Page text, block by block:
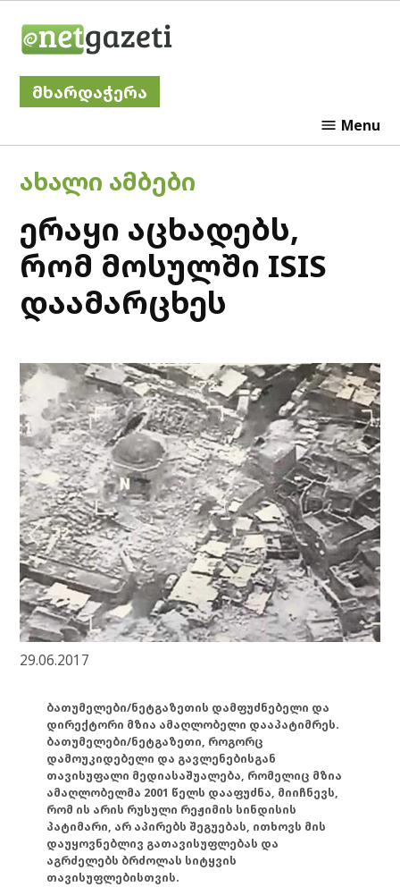
მხარდაჭერა
Menu
POSTED
IN
ᲐᲮᲐᲚᲘ ᲐᲛᲑᲔᲑᲘ
ერაყი აცხადებს,
რომ მოსულში ISIS
დაამარცხეს
29.06.2017
ბათუმელები/ნეტგაზეთის დამფუძნებელი და
დირექტორი მზია ამაღლობელი დააპატიმრეს.
ბათუმელები/ნეტგაზეთი, როგორც
დამოუკიდებელი და გავლენებისგან
თავისუფალი მედიასაშუალება, რომელიც მზია
ამაღლობელმა 2001 წელს დააფუძნა, მიიჩნევს,
რომ ის არის რუსული რეჟიმის სინდისის
პატიმარი, არ აპირებს შეგუებას, ითხოვს მის
დაუყოვნებლივ გათავისუფლებას და
აგრძელებს ბრძოლას სიტყვის
თავისუფლებისთვის.